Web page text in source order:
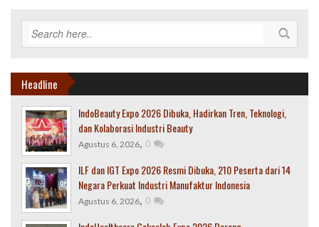
Headline
IndoBeauty Expo 2026 Dibuka, Hadirkan Tren, Teknologi,
dan Kolaborasi Industri Beauty
Agustus 6, 2026, 0
ILF dan IGT Expo 2026 Resmi Dibuka, 210 Peserta dari 14
Negara Perkuat Industri Manufaktur Indonesia
Agustus 6, 2026, 0